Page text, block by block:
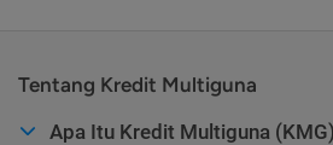
Tentang Kredit Multiguna
Apa Itu Kredit Multiguna